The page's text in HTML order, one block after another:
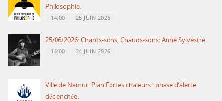
Philosophie.
14:00 25 JUIN 2026
25/06/2026: Chants-sons, Chauds-sons: Anne Sylvestre.
16:00 24 JUIN 2026
Ville de Namur: Plan Fortes chaleurs : phase d’alerte
déclenchée.